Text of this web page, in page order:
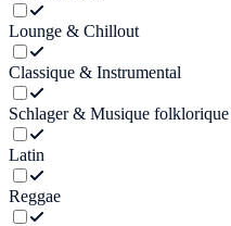
Lounge & Chillout
Classique & Instrumental
Schlager & Musique folklorique
Latin
Reggae